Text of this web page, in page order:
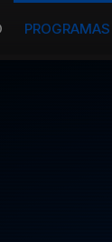
PROGRAMAS